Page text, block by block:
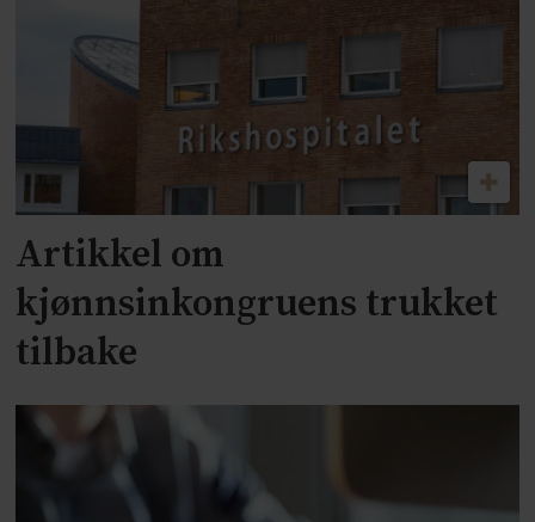
Artikkel om
kjønnsinkongruens trukket
tilbake